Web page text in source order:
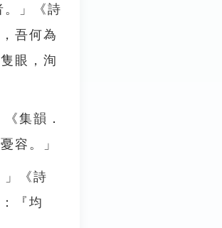
」《詩
吾何為
眼，洵
集韻．
容。」
」《詩
『均